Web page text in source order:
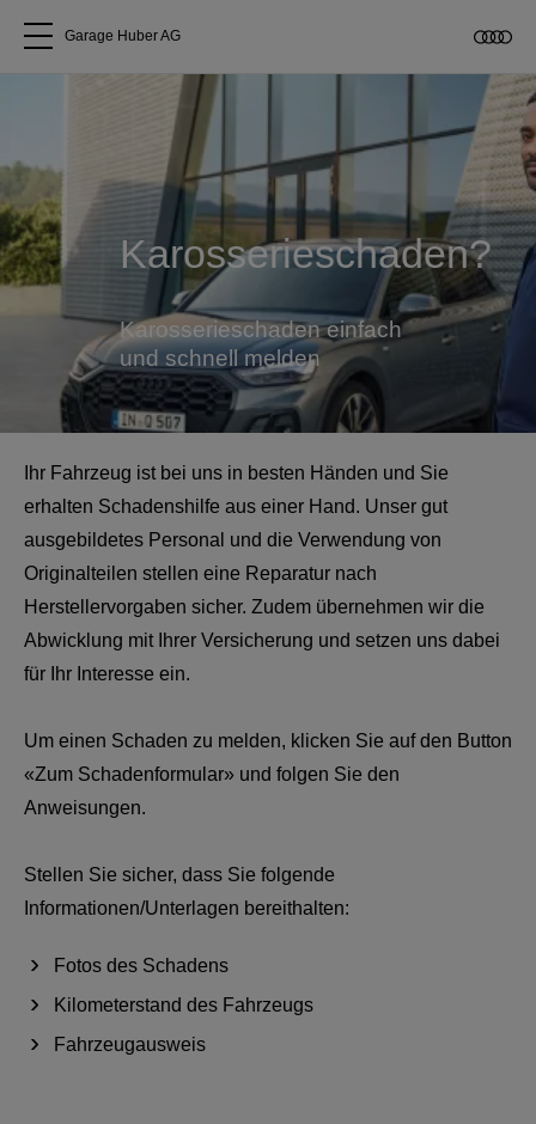
Über uns
Audi kaufen
Service & Reparatur
Audi Original Zubehör
Geschäftskunden
Garage Huber AG
Karosserieschaden?
Karosserieschaden einfach
und schnell melden
Ihr Fahrzeug ist bei uns in besten Händen und Sie
erhalten Schadenshilfe aus einer Hand. Unser gut
ausgebildetes Personal und die Verwendung von
Originalteilen stellen eine Reparatur nach
Herstellervorgaben sicher. Zudem übernehmen wir die
Abwicklung mit Ihrer Versicherung und setzen uns dabei
für Ihr Interesse ein.
Um einen Schaden zu melden, klicken Sie auf den Button
«Zum Schadenformular» und folgen Sie den
Anweisungen.
Stellen Sie sicher, dass Sie folgende
Informationen/Unterlagen bereithalten:
Fotos des Schadens
Kilometerstand des Fahrzeugs
Fahrzeugausweis